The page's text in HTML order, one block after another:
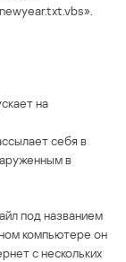
на
себя в
в
под названием
компьютере он
с нескольких